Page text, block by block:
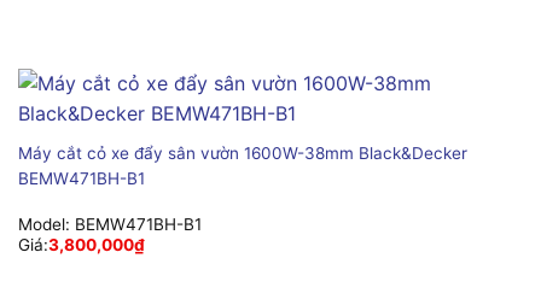
Máy cắt cỏ xe đẩy sân vườn 1600W-38mm Black&Decker
BEMW471BH-B1
Model: BEMW471BH-B1
Giá:3,800,000₫